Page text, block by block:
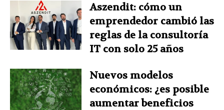
Aszendit: cómo un
emprendedor cambió las
reglas de la consultoría
IT con solo 25 años
Nuevos modelos
económicos: ¿es posible
aumentar beneficios